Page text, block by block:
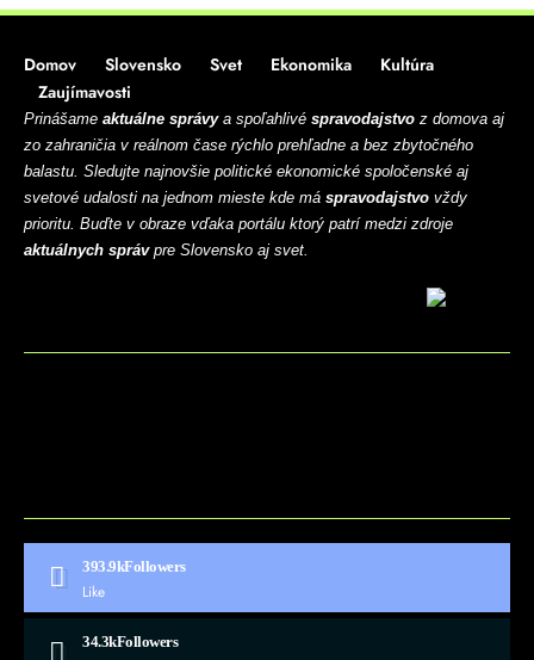
Domov Slovensko Svet Ekonomika
Kultúra
Zaujímavosti
Prinášame aktuálne správya spoľahlivé spravodajstvo z domova aj
zo zahraničia v reálnom čase rýchlo prehľadne a bez zbytočného
balastu. Sledujte najnovšie politické ekonomické spoločenské aj
svetové udalosti na jednom mieste kde má spravodajstvo vždy
prioritu. Buďte v obraze vďaka portálu ktorý patrí medzi zdroje
aktuálnych správpre Slovensko aj svet.
393.9kFollowers
Like
34.3kFollowers